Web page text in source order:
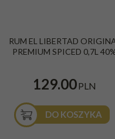
RUM EL LIBERTAD
PREMIUM SPICED 0,7L
129.00PLN
DO KOSZYKA